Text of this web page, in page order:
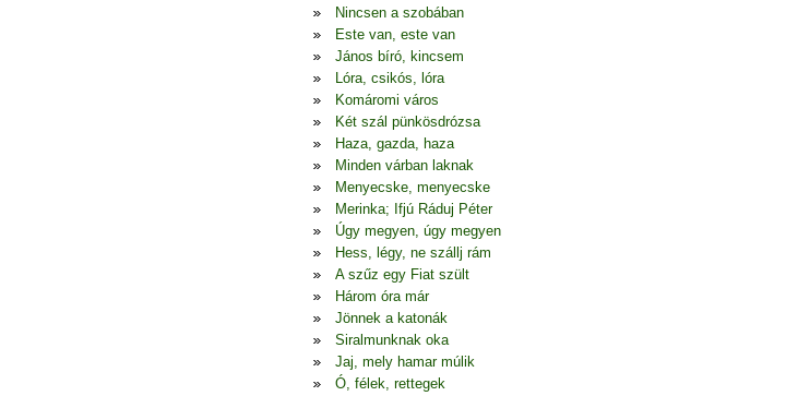
Nincsen a szobában
Este van, este van
János bíró, kincsem
Lóra, csikós, lóra
Komáromi város
Két szál pünkösdrózsa
Haza, gazda, haza
Minden várban laknak
Menyecske, menyecske
Merinka; Ifjú Ráduj Péter
Úgy megyen, úgy megyen
Hess, légy, ne szállj rám
A szűz egy Fiat szült
Három óra már
Jönnek a katonák
Siralmunknak oka
Jaj, mely hamar múlik
Ó, félek, rettegek